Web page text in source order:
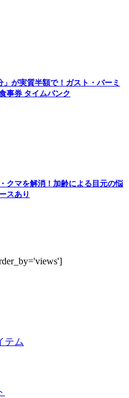
」が実質半額で！ガスト・バーミ
事券 タイムバンク
クマを解消！加齢による目元の悩
スあり
テム